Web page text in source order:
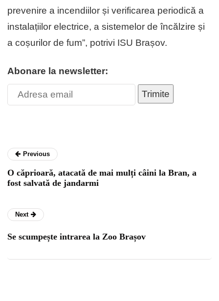
prevenire a incendiilor și verificarea periodică a
instalațiilor electrice, a sistemelor de încălzire și
a coșurilor de fum”, potrivi ISU Brașov.
Abonare la newsletter:
Trimite
Previous
O căprioară, atacată de mai mulți câini la Bran, a
fost salvată de jandarmi
Next
Se scumpește intrarea la Zoo Brașov